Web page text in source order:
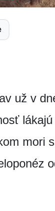
už v
mori